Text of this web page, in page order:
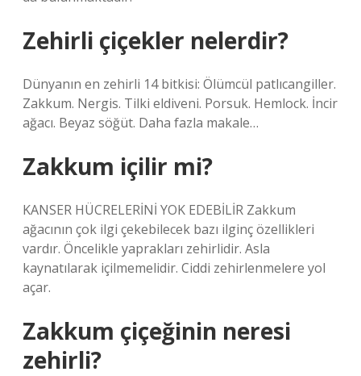
Zehirli çiçekler nelerdir?
Dünyanın en zehirli 14 bitkisi: Ölümcül patlıcangiller.
Zakkum. Nergis. Tilki eldiveni. Porsuk. Hemlock. İncir
ağacı. Beyaz söğüt. Daha fazla makale…
Zakkum içilir mi?
KANSER HÜCRELERİNİ YOK EDEBİLİR Zakkum
ağacının çok ilgi çekebilecek bazı ilginç özellikleri
vardır. Öncelikle yaprakları zehirlidir. Asla
kaynatılarak içilmemelidir. Ciddi zehirlenmelere yol
açar.
Zakkum çiçeğinin neresi
zehirli?